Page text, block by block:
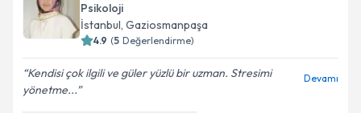
Psikoloji
İstanbul, Gaziosmanpaşa
4.9 (5 Değerlendirme)
Kendisi çok ilgili ve güler yüzlü bir uzman. Stresimi
yönetme...
Devamı